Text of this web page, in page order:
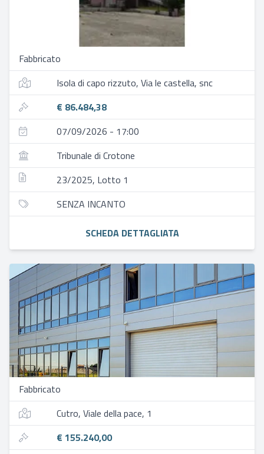
Fabbricato
Isola di capo rizzuto, Via le castella, snc
€ 86.484,38
07/09/2026 - 17:00
Tribunale di Crotone
23/2025, Lotto 1
SENZA INCANTO
SCHEDA DETTAGLIATA
Fabbricato
Cutro, Viale della pace, 1
€ 155.240,00